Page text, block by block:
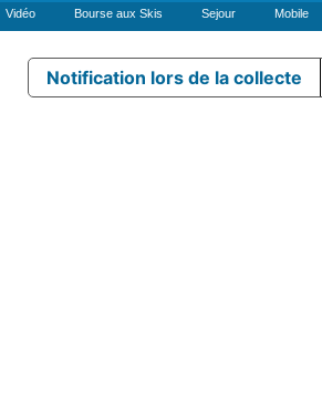
Vidéo Bourse aux Skis Sejour Mobile
Notification lors de la collecte